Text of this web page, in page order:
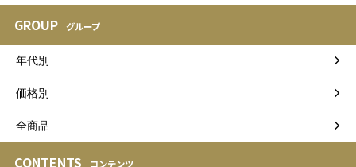
GROUP グループ
年代別
価格別
全商品
CONTENTS コンテンツ